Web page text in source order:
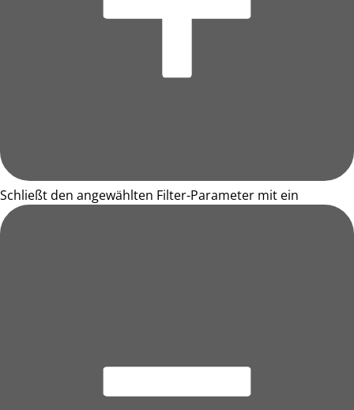
Schließt den angewählten Filter-Parameter mit ein